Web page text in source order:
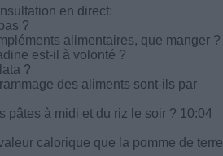
en direct:
?
alimentaires, que manger ?
est-il à volonté ?
?
des aliments sont-ils par
pâtes à midi et du riz le soir ? 10:04
calorique que la pomme de terre